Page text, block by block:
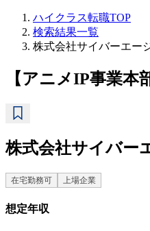
ハイクラス転職TOP
検索結果一覧
株式会社サイバーエー
【アニメIP事業
株式会社サイバー
在宅勤務可 上場企業
想定年収